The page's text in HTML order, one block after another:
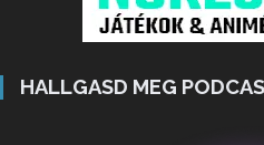
HALLGASD MEG